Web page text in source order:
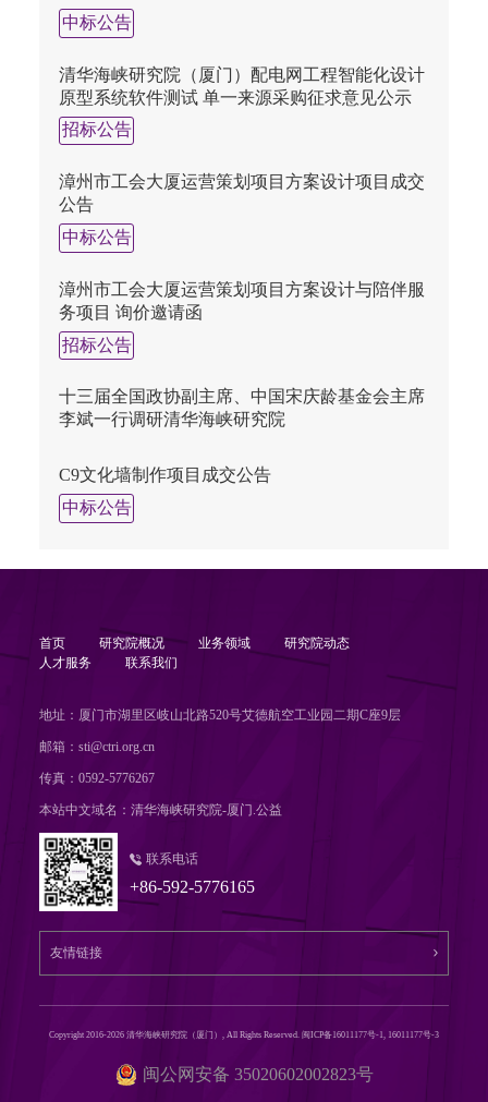
中标公告
清华海峡研究院（厦门）配电网工程智能化设计
原型系统软件测试 单一来源采购征求意见公示
招标公告
漳州市工会大厦运营策划项目方案设计项目成交
公告
中标公告
漳州市工会大厦运营策划项目方案设计与陪伴服
务项目 询价邀请函
招标公告
十三届全国政协副主席、中国宋庆龄基金会主席
李斌一行调研清华海峡研究院
C9文化墙制作项目成交公告
中标公告
首页 研究院概况 业务领域
研究院动态
人才服务
联系我们
地址：厦门市湖里区岐山北路520号艾德航空工业园二期C座9层
邮箱：sti@ctri.org.cn
传真：0592-5776267
本站中文域名：清华海峡研究院-厦门.公益
联系电话
+86-592-5776165
Copyright 2016-2026 清华海峡研究院（厦门）, All Rights Reserved. 闽ICP备16011177号-1, 16011177号-3
闽公网安备 35020602002823号